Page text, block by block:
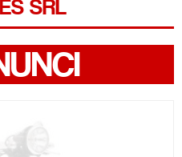
SRL